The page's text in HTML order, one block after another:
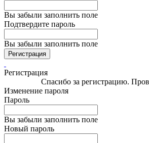
Вы забыли заполнить поле
Подтвердите пароль
Вы забыли заполнить поле
Регистрация
Регистрация
Спасибо за регистрацию.
Изменение пароля
Пароль
Вы забыли заполнить поле
Новый пароль